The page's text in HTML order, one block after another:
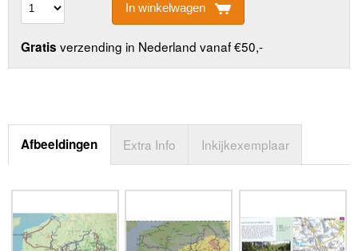
In winkelwagen
Gratis verzending in Nederland vanaf €50,-
Afbeeldingen Extra Info Inkijkexemplaar